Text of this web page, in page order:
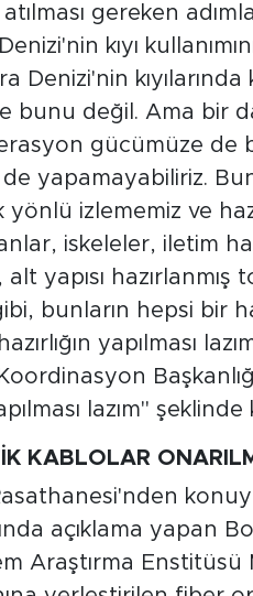
gereken
kıyı
Denizi'nin
bunu değil. Ama bir
gücümüze de
de yapamayabiliriz.
yönlü izlememiz ve
iskeleler, iletim
yapısı hazırlanmış
bunların hepsi bir
yapılması
lazım"
KABLOLAR
açıklama yapan
Araştırma